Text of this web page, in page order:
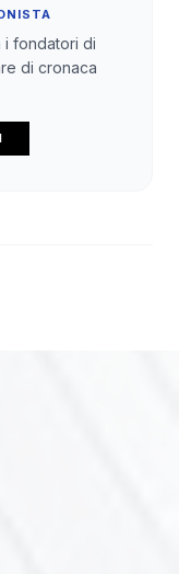
i fondatori di
di cronaca